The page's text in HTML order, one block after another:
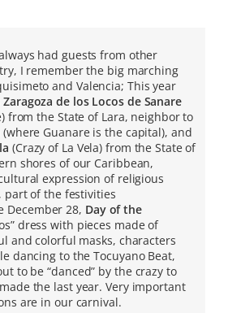
had guests from other
I remember the big marching
and Valencia; This year
Zaragoza de los Locos de Sanare
from the State of Lara, neighbor to
Guanare is the capital), and
(Crazy of La Vela) from the State of
shores of our Caribbean,
expression of religious
part of the festivities
December 28, Day of the
dress with pieces made of
and colorful masks, characters
dancing to the Tocuyano Beat,
to be “danced” by the crazy to
the last year. Very important
are in our carnival.